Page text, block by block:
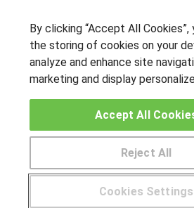
Muro de los idiomas
Hablemos de empleo
Locos por las becas
CENTROS DE FORMACIÓN
By clicking “Accept All Cookies”,
the storing of cookies on your
analyze and enhance site
marketing and display
Cookies Settings
Reject All
Accept All